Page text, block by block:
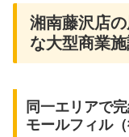
湘南藤沢店
な大型商業
同一エリアで
モールフィル（